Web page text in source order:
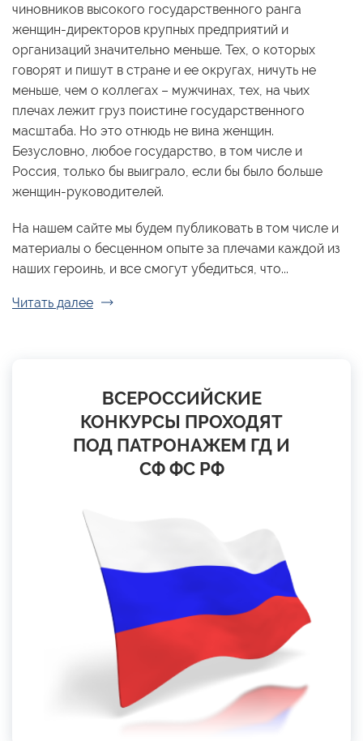
чиновников высокого государственного ранга
женщин-директоров крупных предприятий и
организаций значительно меньше. Тех, о которых
говорят и пишут в стране и ее округах, ничуть не
меньше, чем о коллегах – мужчинах, тех, на чьих
плечах лежит груз поистине государственного
масштаба. Но это отнюдь не вина женщин.
Безусловно, любое государство, в том числе и
Россия, только бы выиграло, если бы было больше
женщин-руководителей.
На нашем сайте мы будем публиковать в том числе и
материалы о бесценном опыте за плечами каждой из
наших героинь, и все смогут убедиться, что...
Читать далее
ВСЕРОССИЙСКИЕ
КОНКУРСЫ ПРОХОДЯТ
ПОД ПАТРОНАЖЕМ ГД И
СФ ФС РФ